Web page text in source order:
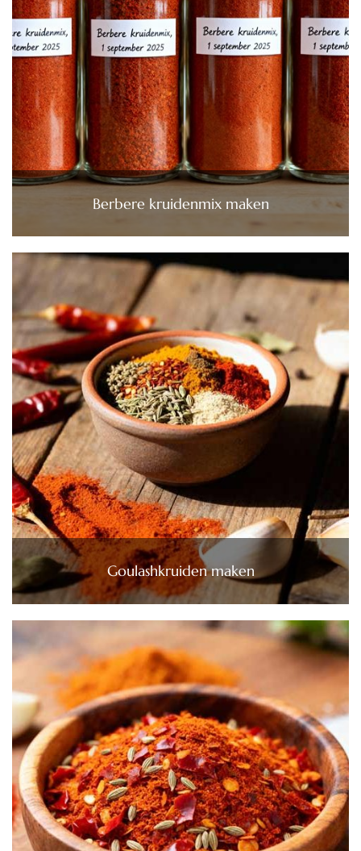
Berbere kruidenmix maken
Goulashkruiden maken